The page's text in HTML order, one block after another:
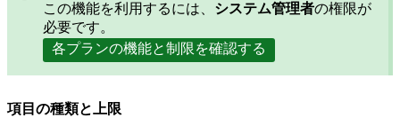
この機能を利用するには、 システム管理者の権限が
必要です。
各プランの機能と制限を確認する
項目の種類と上限